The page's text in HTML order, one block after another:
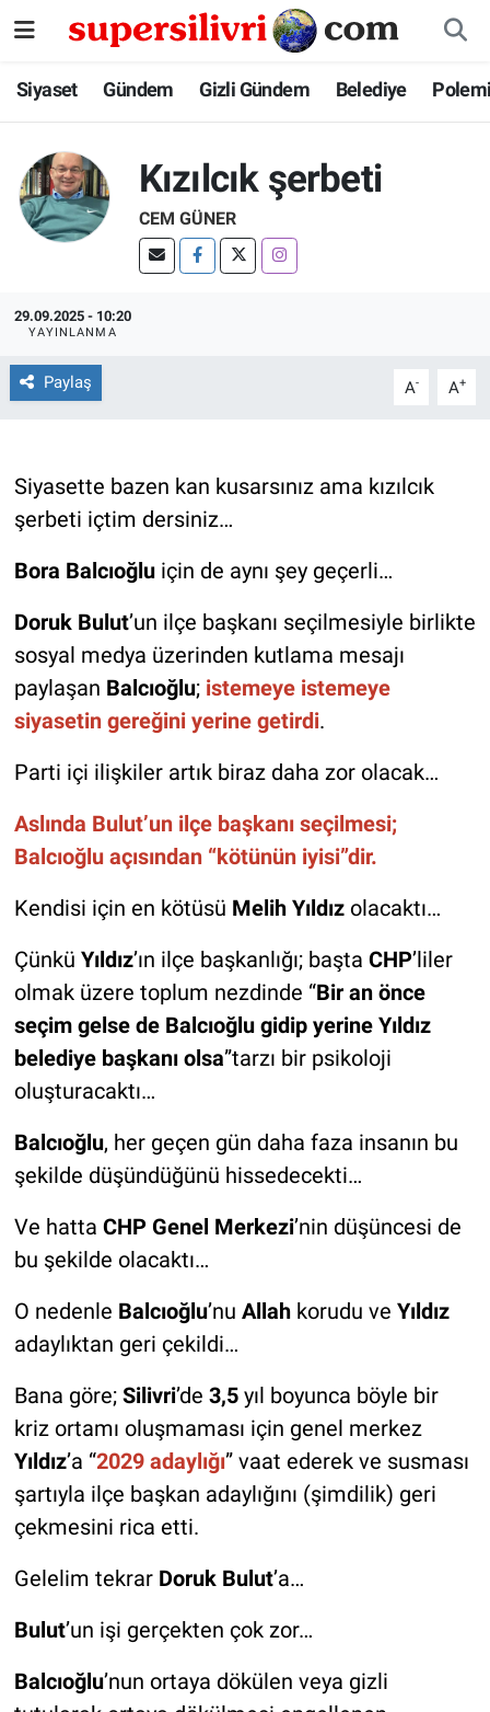
Siyaset Gündem Gizli Gündem Belediye
Kızılcık şerbeti
CEM GÜNER
29.09.2025 - 10:20
YAYINLANMA
Paylaş A- A+
Siyasette bazen kan kusarsınız ama kızılcık
şerbeti içtim dersiniz…
Bora Balcıoğluiçin de aynı şey geçerli…
Doruk Bulut’un ilçe başkanı seçilmesiyle birlikte
sosyal medya üzerinden kutlama mesajı
paylaşan Balcıoğlu; istemeye istemeye
siyasetin gereğini yerine getirdi.
Parti içi ilişkiler artık biraz daha zor olacak…
Aslında Bulut’un ilçe başkanı seçilmesi;
Balcıoğlu açısından “kötünün iyisi”dir.
Kendisi için en kötüsü Melih Yıldız olacaktı…
Çünkü Yıldız’ın ilçe başkanlığı; başta CHP’liler
olmak üzere toplum nezdinde “Bir an önce
seçim gelse de Balcıoğlu gidip yerine Yıldız
belediye başkanı olsa”tarzı bir psikoloji
oluşturacaktı…
Balcıoğlu, her geçen gün daha faza insanın bu
şekilde düşündüğünü hissedecekti…
Ve hatta CHP Genel Merkezi’nin düşüncesi de
bu şekilde olacaktı…
O nedenle Balcıoğlu’nu Allahkorudu ve Yıldız
adaylıktan geri çekildi…
Bana göre; Silivri’de 3,5yıl boyunca böyle bir
kriz ortamı oluşmaması için genel merkez
Yıldız’a “2029 adaylığı” vaat ederek ve susması
şartıyla ilçe başkan adaylığını (şimdilik) geri
çekmesini rica etti.
Gelelim tekrar Doruk Bulut’a…
Bulut’un işi gerçekten çok zor…
Balcıoğlu’nun ortaya dökülen veya gizli
Siyaset
Gizli Gündem
Polemik
İstanbul Nöbetçi Eczaneler
İstanbul Namaz Vakitleri
İstanbul Trafik Yoğunluk Haritası
Süper Lig Puan Durumu ve Fikstür
Tüm Manşetler
Haber Arşivi